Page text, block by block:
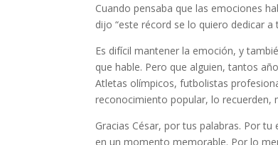
Cuando pensaba que las emociones
dijo “este récord se lo quiero dedicar
Es difícil mantener la emoción, y
que hable. Pero que alguien, tantos
Atletas olímpicos, futbolistas
reconocimiento popular, lo recuerden,
Gracias César, por tus palabras. Por
en un momento memorable. Por lo